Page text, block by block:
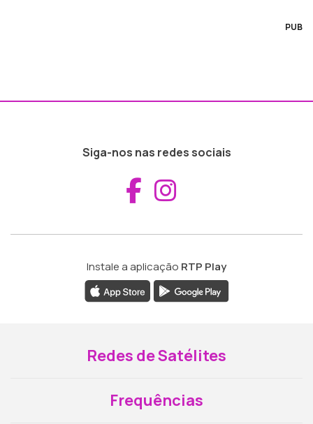
PUB
Siga-nos nas redes sociais
Aceder ao
Instale a aplicação RTP Play
Redes de Satélites
Frequências